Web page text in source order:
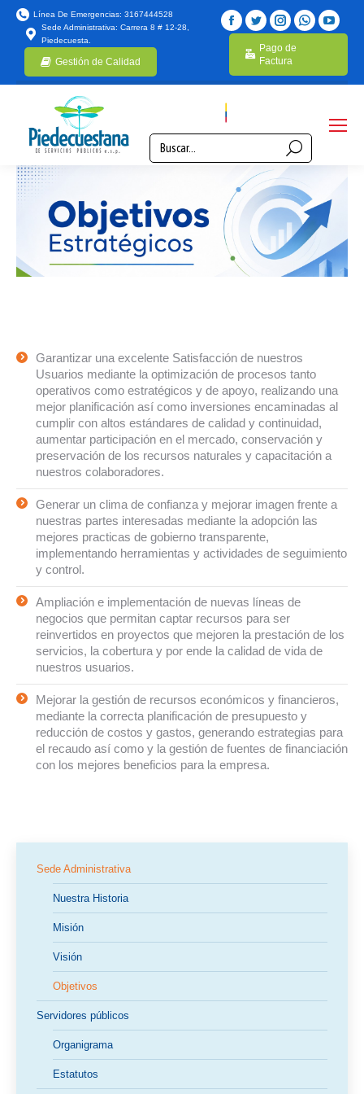
Línea De Emergencias: 3167444528
Sede Administrativa: Carrera 8 # 12-28,
Piedecuesta.
Gestión de Calidad
Pago de
Factura
Garantizar una excelente Satisfacción de nuestros
Usuarios mediante la optimización de procesos tanto
operativos como estratégicos y de apoyo, realizando una
mejor planificación así como inversiones encaminadas al
cumplir con altos estándares de calidad y continuidad,
aumentar participación en el mercado, conservación y
preservación de los recursos naturales y capacitación a
nuestros colaboradores.
Generar un clima de confianza y mejorar imagen frente a
nuestras partes interesadas mediante la adopción las
mejores practicas de gobierno transparente,
implementando herramientas y actividades de seguimiento
y control.
Ampliación e implementación de nuevas líneas de
negocios que permitan captar recursos para ser
reinvertidos en proyectos que mejoren la prestación de los
servicios, la cobertura y por ende la calidad de vida de
nuestros usuarios.
Mejorar la gestión de recursos económicos y financieros,
mediante la correcta planificación de presupuesto y
reducción de costos y gastos, generando estrategias para
el recaudo así como y la gestión de fuentes de financiación
con los mejores beneficios para la empresa.
Sede Administrativa
Nuestra Historia
Misión
Visión
Objetivos
Servidores públicos
Organigrama
Estatutos